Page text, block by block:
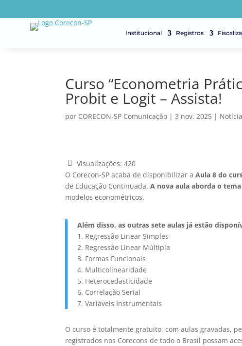
Institucional Registros
Curso “Econometria
Probit e Logit – Assista!
por CORECON-SP Comunicação |3 nov, 2025 |
Visualizações: 420
O Corecon-SP acaba de disponibilizar aAula 8 do
de Educação Continuada.A nova aula aborda o
modelos econométricos.
Além disso, as outras sete aulas já estão
1. Regressão Linear Simples
2. Regressão Linear Múltipla
3. Formas Funcionais
4. Multicolinearidade
5. Heterocedasticidade
6. Correlação Serial
7. Variáveis Instrumentais
O curso é totalmente gratuito, com aulas gravadas,
registrados nos Corecons de todo o Brasil possam